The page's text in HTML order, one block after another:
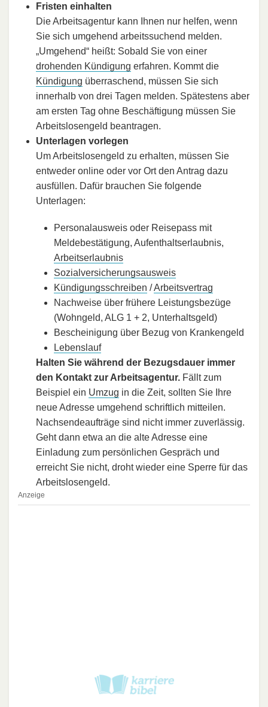
Fristen einhalten
Die Arbeitsagentur kann Ihnen nur helfen, wenn
Sie sich umgehend arbeitssuchend melden.
„Umgehend“ heißt: Sobald Sie von einer
drohenden Kündigung erfahren. Kommt die
Kündigung überraschend, müssen Sie sich
innerhalb von drei Tagen melden. Spätestens aber
am ersten Tag ohne Beschäftigung müssen Sie
Arbeitslosengeld beantragen.
Unterlagen vorlegen
Um Arbeitslosengeld zu erhalten, müssen Sie
entweder online oder vor Ort den Antrag dazu
ausfüllen. Dafür brauchen Sie folgende
Unterlagen:
Personalausweis oder Reisepass mit
Meldebestätigung, Aufenthaltserlaubnis,
Arbeitserlaubnis
Sozialversicherungsausweis
Kündigungsschreiben /Arbeitsvertrag
Nachweise über frühere Leistungsbezüge
(Wohngeld, ALG 1 + 2, Unterhaltsgeld)
Bescheinigung über Bezug von Krankengeld
Lebenslauf
Halten Sie während der Bezugsdauer immer
den Kontakt zur Arbeitsagentur. Fällt zum
Beispiel ein Umzug in die Zeit, sollten Sie Ihre
neue Adresse umgehend schriftlich mitteilen.
Nachsendeaufträge sind nicht immer zuverlässig.
Geht dann etwa an die alte Adresse eine
Einladung zum persönlichen Gespräch und
erreicht Sie nicht, droht wieder eine Sperre für das
Arbeitslosengeld.
Anzeige